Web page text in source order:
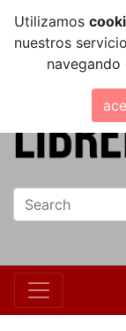
Utilizamos
nuestros
navegando